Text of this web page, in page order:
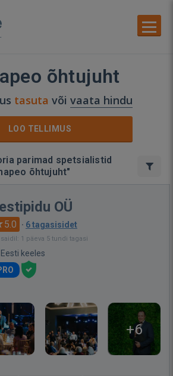
õhtujuht
tasuta või vaata hindu
LOO TELLIMUS
parimad spetsialistid
õhtujuht"
OÜ
5.0 · 6 tagasisidet
saidil: 1 päeva 5 tundi tagasi
Eesti keeles
+6